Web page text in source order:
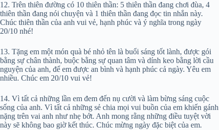
12. Trên thiên đường có 10 thiên thần: 5 thiên thần đang chơi đùa, 4
thiên thần đang nói chuyện và 1 thiên thần đang đọc tin nhắn này.
Chúc thiên thần của anh vui vẻ, hạnh phúc và ý nghĩa trong ngày
20/10 nhé!
13. Tặng em một món quà bé nhỏ tên là buổi sáng tốt lành, được gói
bằng sự chân thành, buộc bằng sự quan tâm và dính keo bằng lời cầu
nguyện của anh, để em được an bình và hạnh phúc cả ngày. Yêu em
nhiều. Chúc em 20/10 vui vẻ!
14. Vì tất cả những lần em đem đến nụ cười và làm bừng sáng cuộc
sống của anh. Vì tất cả những sẻ chia mọi vui buồn của em khiến gánh
nặng trên vai anh như nhẹ bớt. Anh mong rằng những điều tuyệt vời
này sẽ không bao giờ kết thúc. Chúc mừng ngày đặc biệt của em.